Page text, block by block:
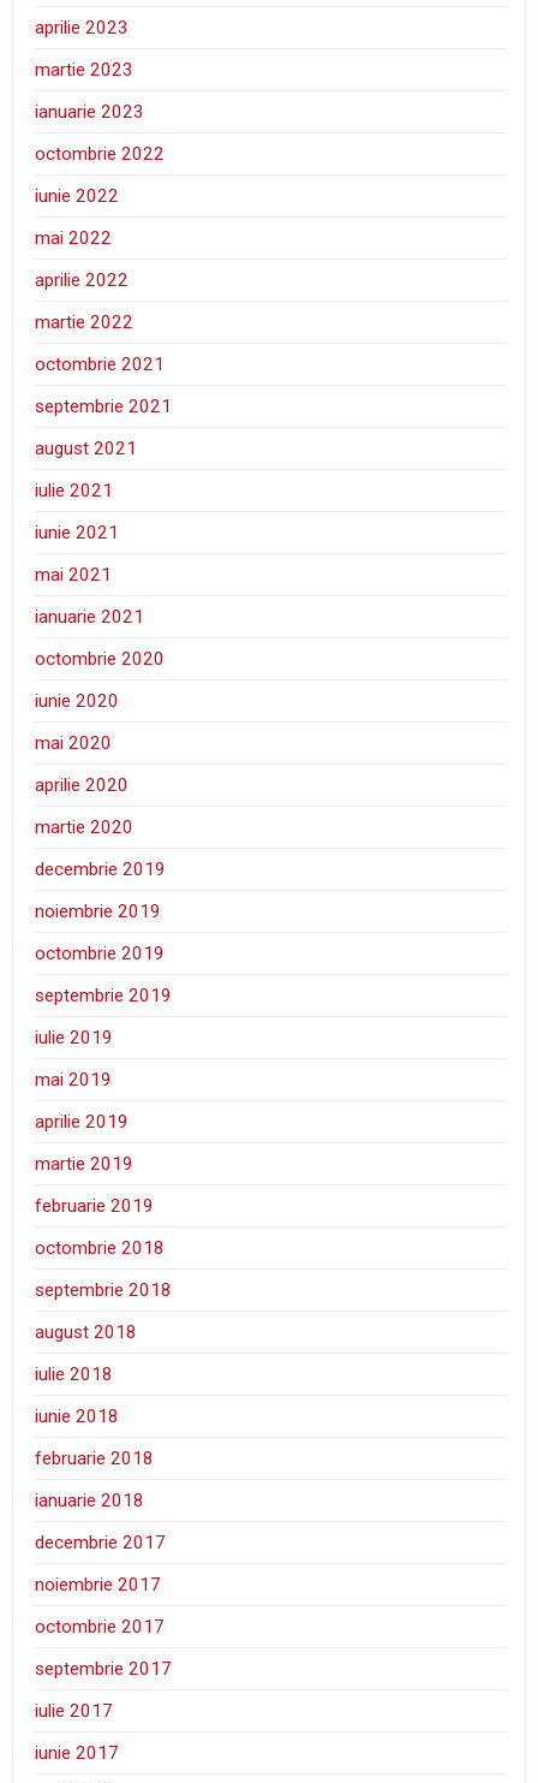
aprilie 2023
martie 2023
ianuarie 2023
octombrie 2022
iunie 2022
mai 2022
aprilie 2022
martie 2022
octombrie 2021
septembrie 2021
august 2021
iulie 2021
iunie 2021
mai 2021
ianuarie 2021
octombrie 2020
iunie 2020
mai 2020
aprilie 2020
martie 2020
decembrie 2019
noiembrie 2019
octombrie 2019
septembrie 2019
iulie 2019
mai 2019
aprilie 2019
martie 2019
februarie 2019
octombrie 2018
septembrie 2018
august 2018
iulie 2018
iunie 2018
februarie 2018
ianuarie 2018
decembrie 2017
noiembrie 2017
octombrie 2017
septembrie 2017
iulie 2017
iunie 2017